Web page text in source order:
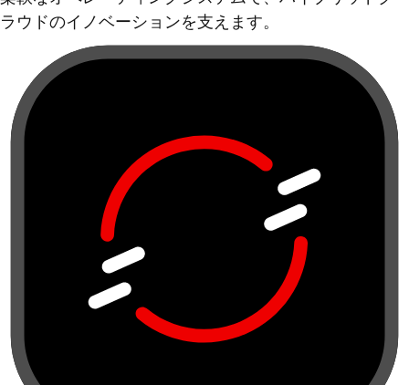
ラウドのイノベーションを支えます。